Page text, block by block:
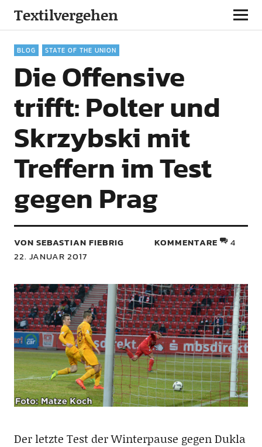
Textilvergehen
BLOG STATE OF THE UNION
Die Offensive
trifft: Polter und
Skrzybski mit
Treffern im Test
gegen Prag
VON SEBASTIAN FIEBRIG
22. JANUAR 2017
KOMMENTARE 4
Der letzte Test der Winterpause gegen Dukla